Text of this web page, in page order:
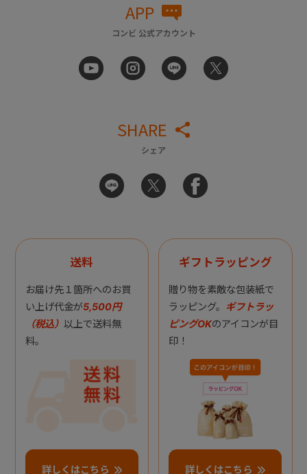
APP
コンビ 公式アカウント
SHARE
シェア
送料
お届け先１箇所へのお買
い上げ代金が5,500円
（税込） 以上で送料無
料。
詳しくはこちら
ギフトラッピング
贈り物を素敵な包装紙で
ラッピング。 ギフトラッ
ピングOKのアイコンが目
印！
詳しくはこちら